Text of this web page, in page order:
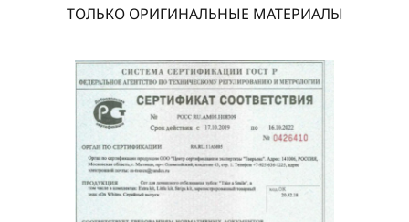
ТОЛЬКО ОРИГИНАЛЬНЫЕ МАТЕРИАЛЫ